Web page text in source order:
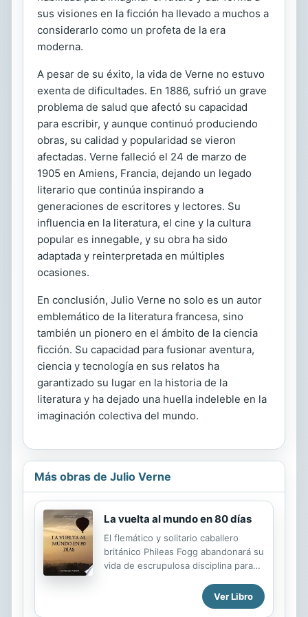
sus visiones en la ficción ha llevado a muchos a
considerarlo como un profeta de la era
moderna.
A pesar de su éxito, la vida de Verne no estuvo
exenta de dificultades. En 1886, sufrió un grave
problema de salud que afectó su capacidad
para escribir, y aunque continuó produciendo
obras, su calidad y popularidad se vieron
afectadas. Verne falleció el 24 de marzo de
1905 en Amiens, Francia, dejando un legado
literario que continúa inspirando a
generaciones de escritores y lectores. Su
influencia en la literatura, el cine y la cultura
popular es innegable, y su obra ha sido
adaptada y reinterpretada en múltiples
ocasiones.
En conclusión, Julio Verne no solo es un autor
emblemático de la literatura francesa, sino
también un pionero en el ámbito de la ciencia
ficción. Su capacidad para fusionar aventura,
ciencia y tecnología en sus relatos ha
garantizado su lugar en la historia de la
literatura y ha dejado una huella indeleble en la
imaginación colectiva del mundo.
Más obras de Julio Verne
La vuelta al mundo en 80 días
El flemático y solitario caballero
británico Phileas Fogg abandonará su
vida de escrupulosa disciplina para
colegas del Reform Club, en la que
arriesgará la mitad de su fortuna
Ver Libro